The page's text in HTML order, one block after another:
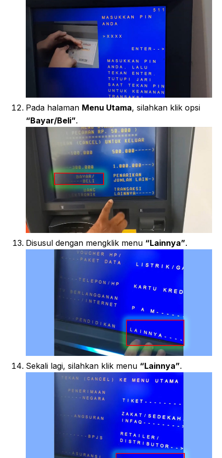
Pada halaman Menu Utama, silahkan klik opsi
“Bayar/Beli”.
Disusul dengan mengklik menu “Lainnya”.
Sekali lagi, silahkan klik menu “Lainnya”.